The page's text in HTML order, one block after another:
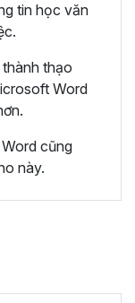
tin học văn
thạo
Word
cũng
này.